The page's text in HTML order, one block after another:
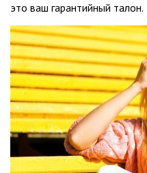
это ваш гарантийный талон.